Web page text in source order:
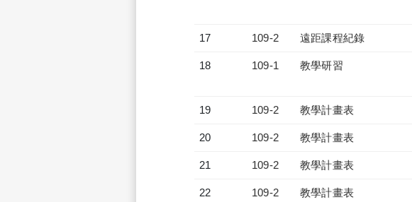
17 109-2 遠距課程紀錄
18 109-1 教學研習
19 109-2 教學計畫表
20 109-2 教學計畫表
21 109-2 教學計畫表
22 109-2 教學計畫表